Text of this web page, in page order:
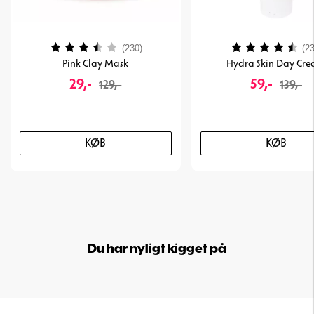
Pink Clay Mask
29,- 129,-
KØB
Vurdering: (230)3.9 ud af 5 stjerner
Hydra Skin Day
59,- 139,-
KØB
Vurdering:
Du har nyligt kigget på